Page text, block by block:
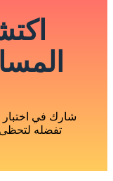
شارك في
تفضله لتحظى